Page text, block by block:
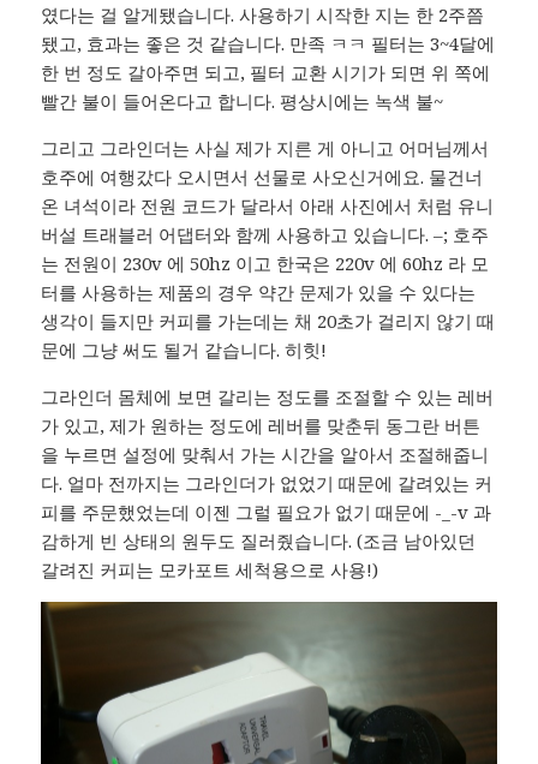
였다는 걸 알게됐습니다. 사용하기 시작한 지는 한 2주쯤
됐고, 효과는 좋은 것 같습니다. 만족 ㅋㅋ 필터는 3~4달에
한 번 정도 갈아주면 되고, 필터 교환 시기가 되면 위 쪽에
빨간 불이 들어온다고 합니다. 평상시에는 녹색 불~
그리고 그라인더는 사실 제가 지른 게 아니고 어머님께서
호주에 여행갔다 오시면서 선물로 사오신거에요. 물건너
온 녀석이라 전원 코드가 달라서 아래 사진에서 처럼 유니
버설 트래블러 어댑터와 함께 사용하고 있습니다. –; 호주
는 전원이 230v 에 50hz 이고 한국은 220v 에 60hz 라 모
터를 사용하는 제품의 경우 약간 문제가 있을 수 있다는
생각이 들지만 커피를 가는데는 채 20초가 걸리지 않기 때
문에 그냥 써도 될거 같습니다. 히힛!
그라인더 몸체에 보면 갈리는 정도를 조절할 수 있는 레버
가 있고, 제가 원하는 정도에 레버를 맞춘뒤 동그란 버튼
을 누르면 설정에 맞춰서 가는 시간을 알아서 조절해줍니
다. 얼마 전까지는 그라인더가 없었기 때문에 갈려있는 커
피를 주문했었는데 이젠 그럴 필요가 없기 때문에 -_-v 과
감하게 빈 상태의 원두도 질러줬습니다. (조금 남아있던
갈려진 커피는 모카포트 세척용으로 사용!)